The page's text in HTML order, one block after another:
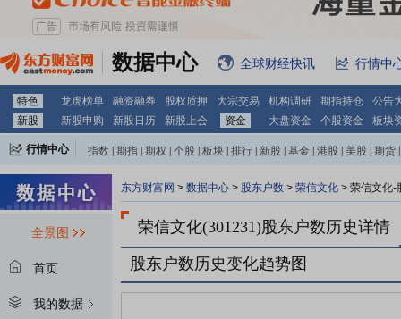
数据中心 全球财经快讯 行情中
特色 龙虎榜单 融资融券 股权质押 大宗交易 机构调研 期指持仓
公告
新股
新股申购 新股日历 新股上会 资金 大盘资金 个股资金 板块
行情中心 指数 期指 期权 个股 板块 排行 新股 基金 港股 美股 期货
全景图
首页
我的数据
东方财富网 > 数据中心 > 股东户数 > 荣信文化 > 荣信文化-
荣信文化(301231)股东户数历史详情
股东户数历史变化趋势图